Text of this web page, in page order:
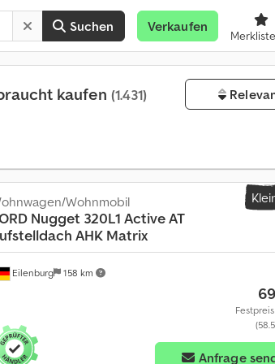
Suchen Verkaufen
Merkliste
kaufen (1.431)
Eilenburg 158 km
Wohnmobil
Nugget 320L1 Active AT
AHK Matrix
Anfrage
n
r
a